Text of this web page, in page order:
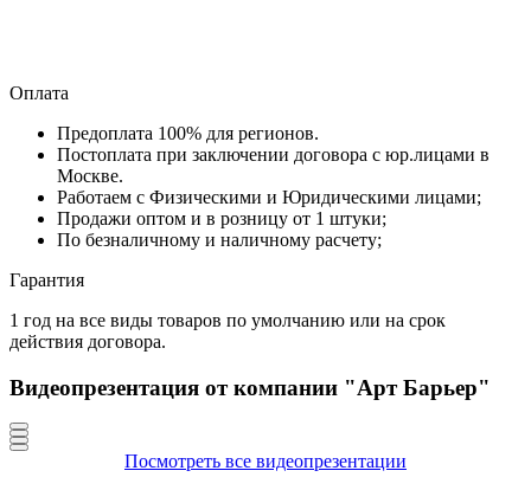
Оплата
Предоплата 100% для регионов.
Постоплата при заключении договора с юр.лицами в
Москве.
Работаем с Физическими и Юридическими лицами;
Продажи оптом и в розницу от 1 штуки;
По безналичному и наличному расчету;
Гарантия
1 год на все виды товаров по умолчанию или на срок
действия договора.
Видеопрезентация от компании "Арт Барьер"
Посмотреть все видеопрезентации